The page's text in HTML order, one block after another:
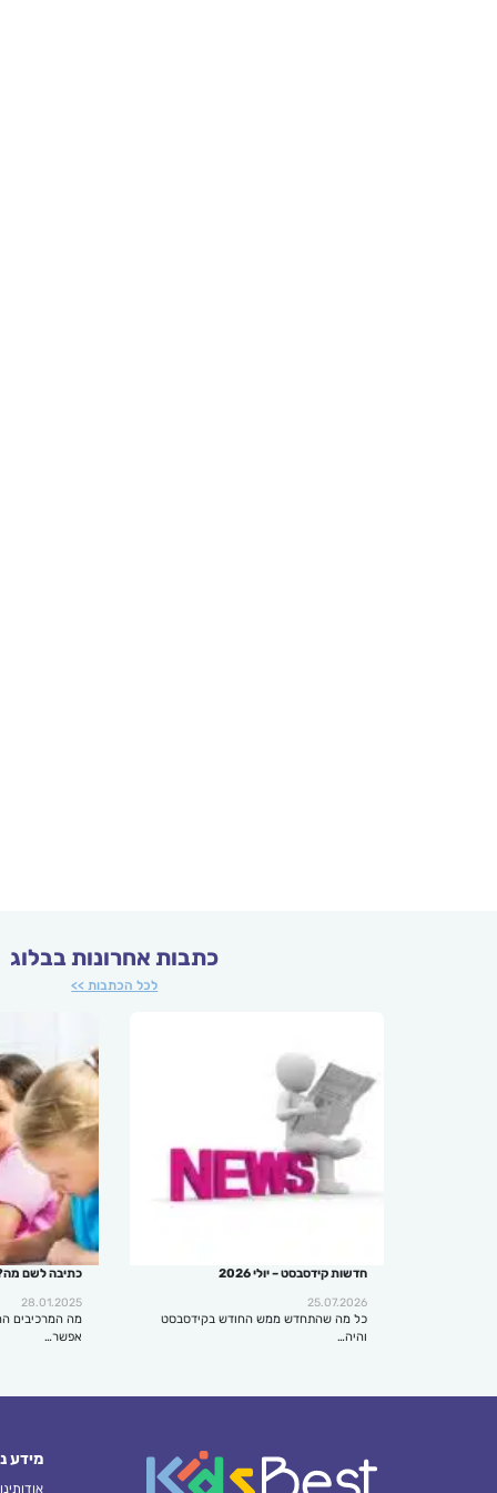
כתבות אחרונות בבלוג
לכל הכתבות >>
חדשות קידסבסט – יולי 2026
25.07.2026
כל מה שהתחדש ממש החודש בקידסבסט
והיה…
כתיבה לשם
28.01.2025
מה המרכיבים
אפשר…
מידע
אודותינו